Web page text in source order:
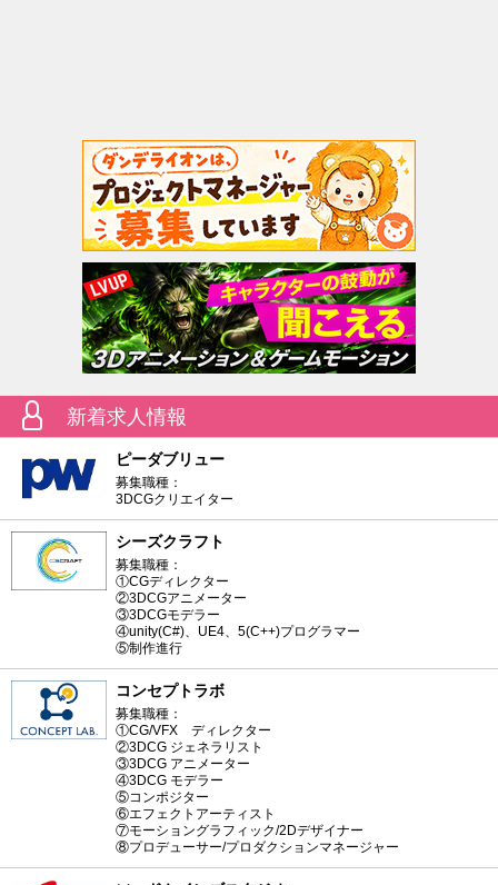
新着求人情報
ピーダブリュー
募集職種：
3DCGクリエイター
シーズクラフト
募集職種：
①CGディレクター
②3DCGアニメーター
③3DCGモデラー
④unity(C#)、UE4、5(C++)プログラマー
⑤制作進行
コンセプトラボ
募集職種：
①CG/VFX ディレクター
②3DCG ジェネラリスト
③3DCG アニメーター
④3DCG モデラー
⑤コンポジター
⑥エフェクトアーティスト
⑦モーショングラフィック/2Dデザイナー
⑧プロデューサー/プロダクションマネージャー